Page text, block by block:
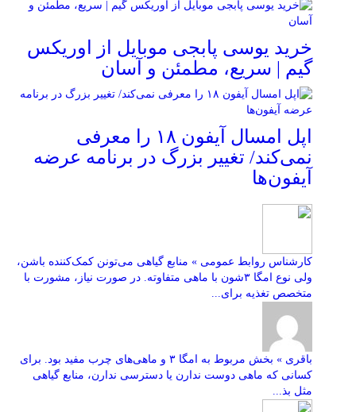
خرید یوسی پابجی موبایل از اوریکس
گیم | سریع، مطمئن و آسان
اپل امسال آیفون ۱۸ را معرفی
نمی‌کند/ تغییر بزرگ در برنامه عرضه
آیفون‌ها
کارشناس روابط عمومی » منابع گیاهی می‌تونن کمک‌کننده باشن،
ولی نوع امگا ۳شون با ماهی متفاوته. در صورت نیاز، مشورت با
متخصص تغذیه برای...
باقری » بخش مربوط به امگا ۳ و ماهی‌های چرب مفید بود. برای
کسانی که ماهی دوست ندارن یا دسترسی ندارن، منابع گیاهی
مثل بذ...